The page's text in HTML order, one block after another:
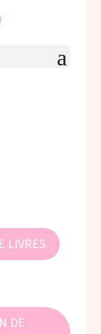
LIVRES
DE